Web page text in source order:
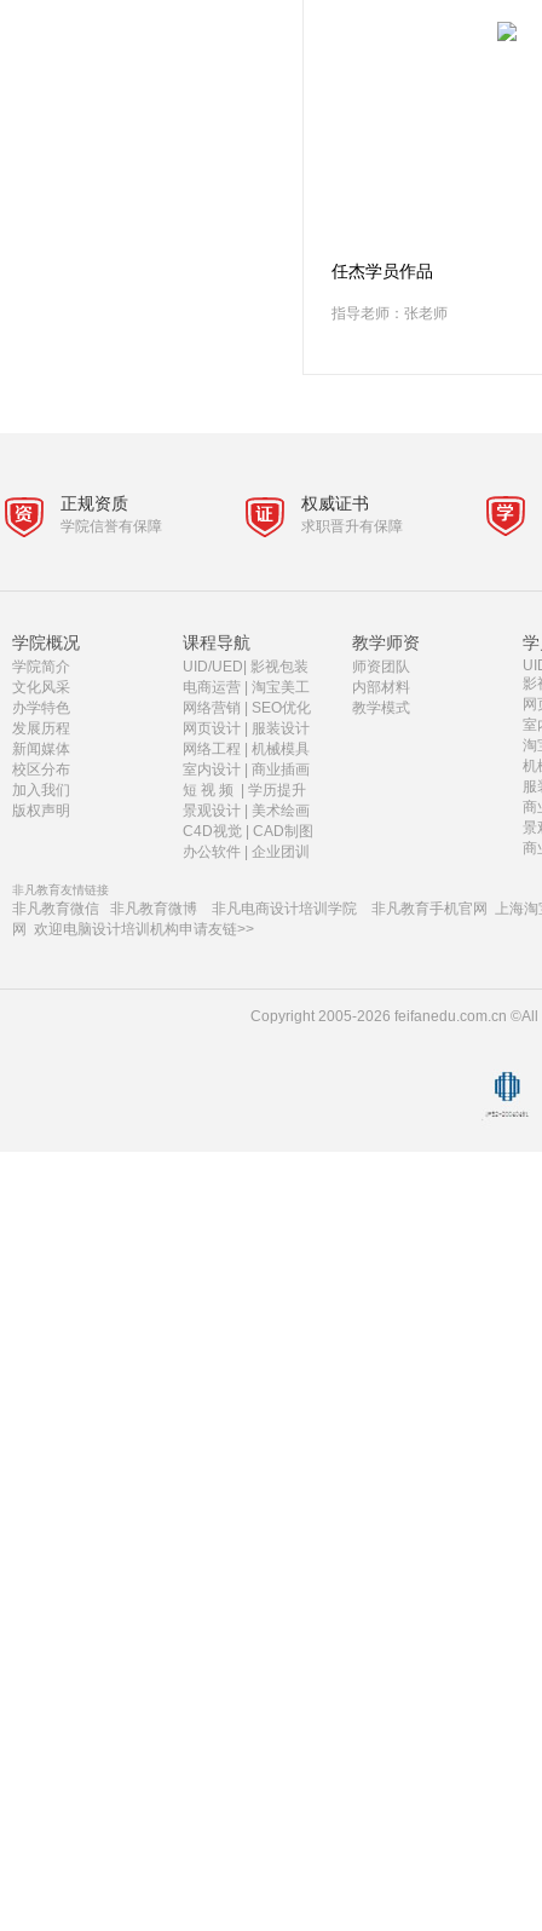
任杰学员作品
指导老师：张老师
正规资质
学院信誉有保障
权威证书
求职晋升有保障
学院概况
学院简介
文化风采
办学特色
发展历程
新闻媒体
校区分布
加入我们
版权声明
课程导航
UID/UED 影视包装
电商运营| 淘宝美工
网络营销
SEO优化
网页设计|
服装设计
网络工程
机械模具
室内设计| 商业插画
短 视 频
学历提升
景观设计|
美术绘画
C4D视觉| CAD制图
办公软件| 企业团训
教学师资
师资团队
内部材料
教学模式
影
网
室
淘
机
服
商
景
商
非凡教育友情链接
非凡教育微信 非凡教育微博 非凡电商设计培训学院 非凡教育手机官网
上海
网 欢迎电脑设计培训机构申请友链>>
Copyright 2005-2026 feifanedu.com.cn